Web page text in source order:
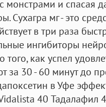
монстрами и спасая
Сухагра мг - это
в три раза
ингибиторы
того, как успел
за 30 - 60 минут до
в Уфе
40 Тадалафил